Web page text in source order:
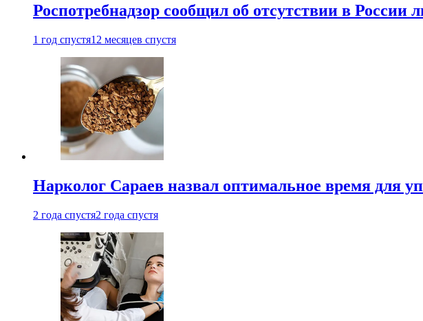
Роспотребнадзор сообщил об отсутствии в России
1 год спустя12 месяцев спустя
Нарколог Сараев назвал оптимальное время для
2 года спустя2 года спустя